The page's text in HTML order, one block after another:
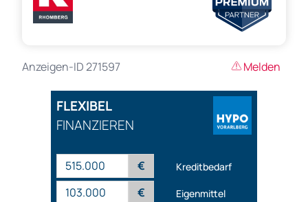
Anzeigen-ID 271597 Melden
FLEXIBEL
FINANZIEREN
€ Kreditbedarf
€
Eigenmittel